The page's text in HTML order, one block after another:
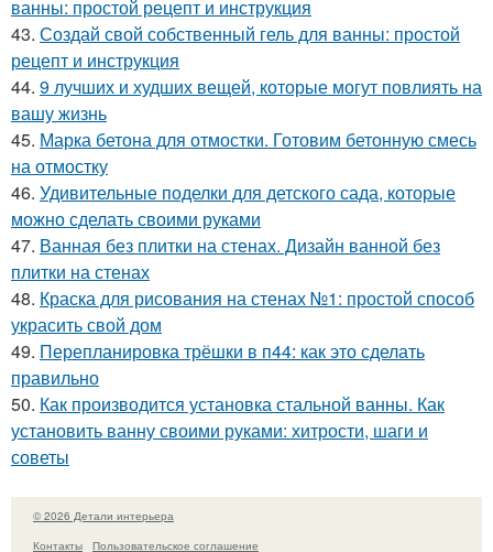
ванны: простой рецепт и инструкция
43. Создай свой собственный гель для ванны: простой
рецепт и инструкция
44. 9 лучших и худших вещей, которые могут повлиять на
вашу жизнь
45. Марка бетона для отмостки. Готовим бетонную смесь
на отмостку
46. Удивительные поделки для детского сада, которые
можно сделать своими руками
47. Ванная без плитки на стенах. Дизайн ванной без
плитки на стенах
48. Краска для рисования на стенах №1: простой способ
украсить свой дом
49. Перепланировка трёшки в п44: как это сделать
правильно
50. Как производится установка стальной ванны. Как
установить ванну своими руками: хитрости, шаги и
советы
© 2026 Детали интерьера
Контакты
Пользовательское соглашение